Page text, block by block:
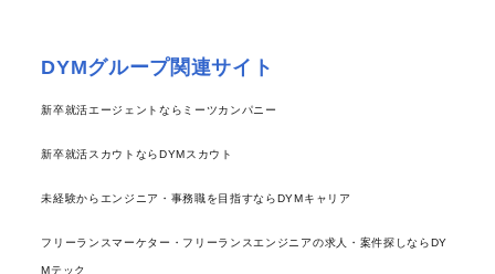
DYMグループ関連サイト
新卒就活エージェントならミーツカンパニー
新卒就活スカウトならDYMスカウト
未経験からエンジニア・事務職を目指すならDYMキャリア
フリーランスマーケター・フリーランスエンジニアの求人・案件探しならDY
Mテック